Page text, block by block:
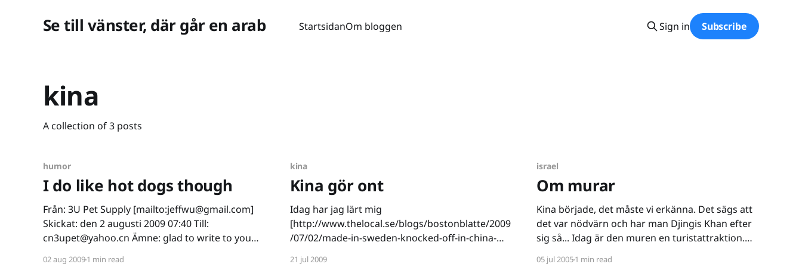
Se till vänster, där går en arab StartsidanOm bloggen Sign in Subscribe
kina
A collection of 3 posts
humor
I do like hot dogs though
Från: 3U Pet Supply [mailto:jeffwu@gmail.com]
Skickat: den 2 augusti 2009 07:40 Till:
cn3upet@yahoo.cn Ämne: glad to write to you
02 aug 20091 min read
kina
Kina gör ont
Idag har jag lärt mig
[http://www.thelocal.se/blogs/bostonblatte/2009
/07/02/made-in-sweden-knocked-off-in-china-
21 jul 2009
israel
Om murar
Kina började, det måste vi erkänna. Det sägs att
det var nödvärn och har man Djingis Khan efter
sig så... Idag är den muren en turistattraktion.
05 jul 20051 min read